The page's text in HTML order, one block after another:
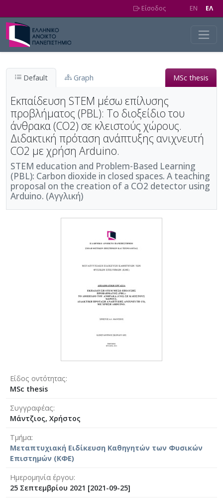
Είσοδος EN EΛ
Default Graph MSc thesis
Εκπαίδευση STEM μέσω επίλυσης
προβλήματος (PBL): Το διοξείδιο του
άνθρακα (CO2) σε κλειστούς χώρους.
Διδακτική πρόταση ανάπτυξης ανιχνευτή
CO2 με χρήση Arduino.
STEM education and Problem-Based Learning
(PBL): Carbon dioxide in closed spaces. A teaching
proposal on the creation of a CO2 detector using
Arduino. (Αγγλική)
Είδος οντότητας
MSc thesis
Συγγραφέας
Μάντζιος, Χρήστος
Τμήμα
Μεταπτυχιακή Ειδίκευση Καθηγητών των Φυσικών
Επιστημών (ΚΦΕ)
Ημερομηνία έργου
25 Σεπτεμβρίου 2021 [2021-09-25]